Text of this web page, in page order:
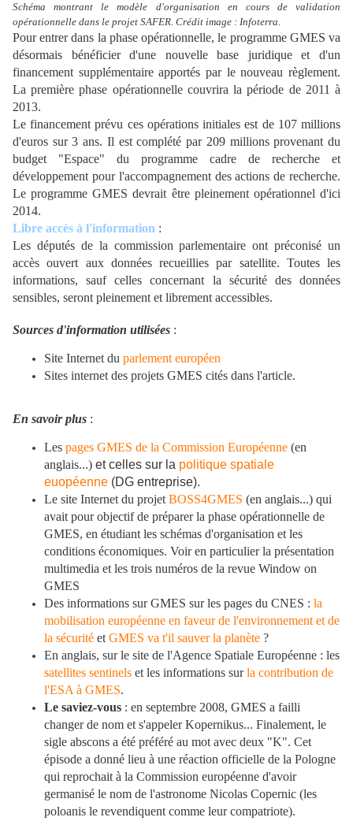
Schéma montrant le modèle d'organisation en cours de validation
opérationnelle dans le projet SAFER. Crédit image : Infoterra.
Pour entrer dans la phase opérationnelle, le programme GMES va
désormais bénéficier d'une nouvelle base juridique et d'un
financement supplémentaire apportés par le nouveau règlement.
La première phase opérationnelle couvrira la période de 2011 à
2013.
Le financement prévu ces opérations initiales est de 107 millions
d'euros sur 3 ans. Il est complété par 209 millions provenant du
budget "Espace" du programme cadre de recherche et
développement pour l'accompagnement des actions de recherche.
Le programme GMES devrait être pleinement opérationnel d'ici
2014.
Libre accès à l'information :
Les députés de la commission parlementaire ont préconisé un
accès ouvert aux données recueillies par satellite. Toutes les
informations, sauf celles concernant la sécurité des données
sensibles, seront pleinement et librement accessibles.
Sources d'information utilisées :
Site Internet du parlement européen
Sites internet des projets GMES cités dans l'article.
En savoir plus :
Les pages GMES de la Commission Européenne (en
anglais...) et celles sur la politique spatiale
euopéenne (DG entreprise).
Le site Internet du projet BOSS4GMES (en anglais...) qui
avait pour objectif de préparer la phase opérationnelle de
GMES, en étudiant les schémas d'organisation et les
conditions économiques. Voir en particulier la présentation
multimedia et les trois numéros de la revue Window on
GMES
Des informations sur GMES sur les pages du CNES : la
mobilisation européenne en faveur de l'environnement et de
la sécurité et GMES va t'il sauver la planète ?
En anglais, sur le site de l'Agence Spatiale Européenne : les
satellites sentinels et les informations surla contribution de
l'ESA à GMES.
Le saviez-vous : en septembre 2008, GMES a failli
changer de nom et s'appeler Kopernikus... Finalement, le
sigle abscons a été préféré au mot avec deux "K". Cet
épisode a donné lieu à une réaction officielle de la Pologne
qui reprochait à la Commission européenne d'avoir
germanisé le nom de l'astronome Nicolas Copernic (les
poloanis le revendiquent comme leur compatriote).